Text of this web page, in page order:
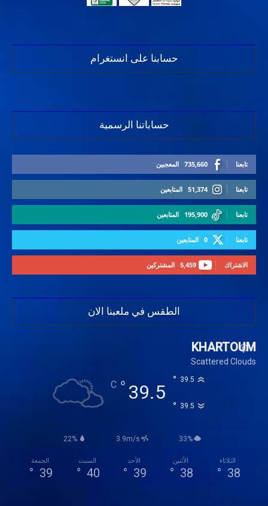
حسابنا على انستغرام
حساباتنا الرسمية
735,660 المعجبين تابعنا
51,374 المتابعين تابعنا
195,900 المتابعين تابعنا
0 المتابعين تابعنا
5,459 المشتركين الاشتراك
الطقس في ملعبنا الان
KHARTOUM
Scattered Clouds
39.5
°
C 39.5
°
39.5
°
22% 3.9m/s 33%
الجمعة
39
°
السبت
40
°
الأحد
39
°
الأثنين
38
°
الثلاثاء
38
°